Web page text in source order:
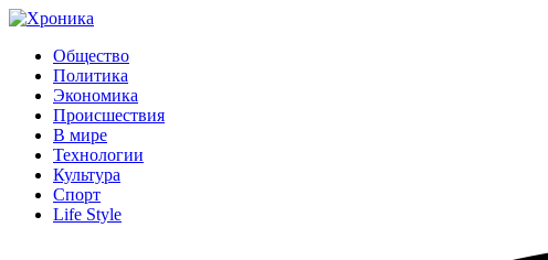
Общество
Политика
Экономика
Происшествия
В мире
Технологии
Культура
Спорт
Life Style